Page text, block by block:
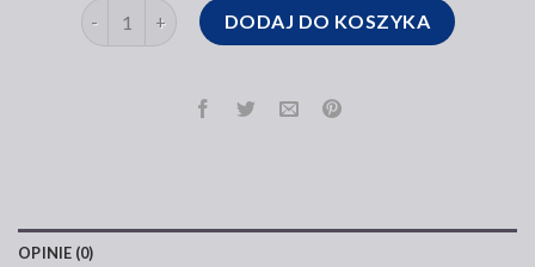
ilość torba do szkołyDODAJ DO KOSZYKA
OPINIE (0)